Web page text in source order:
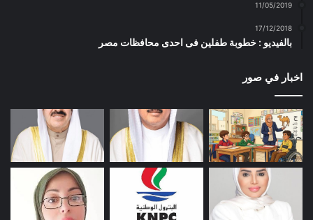
11/05/2019
17/12/2018
بالفيديو : خطوبة طفلين فى احدى محافظات مصر
اخبار في صور